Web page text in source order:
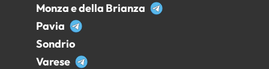
Monza e della Brianza
Pavia
Sondrio
Varese